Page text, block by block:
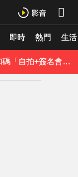
即時 熱門 生活
玉澤演巡演首站獻給台北！加碼「自拍+簽名會」 寵粉無極限
富婆砸錢拍短劇塞60場吻戲！男星爆「開房被包養」 親上火線揭真相